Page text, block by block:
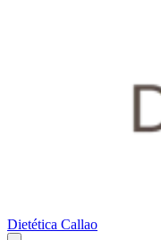
Dietética Callao